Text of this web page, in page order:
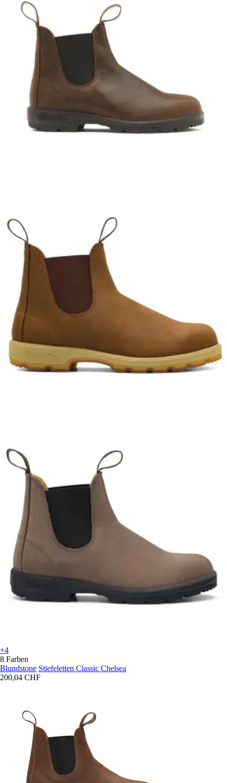
+4
8 Farben
Blundstone Stiefeletten Classic Chelsea
200,04 CHF